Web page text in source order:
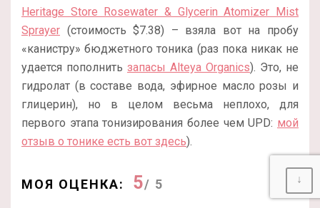
Heritage Store Rosewater & Glycerin Atomizer Mist
Sprayer (стоимость $7.38) – взяла вот на пробу
«канистру» бюджетного тоника (раз пока никак не
удается пополнить запасы Alteya Organics). Это, не
гидролат (в составе вода, эфирное масло розы и
глицерин), но в целом весьма неплохо, для
первого этапа тонизирования более чем UPD: мой
отзыв о тонике есть вот здесь).
МОЯ ОЦЕНКА: 5/ 5 ↓